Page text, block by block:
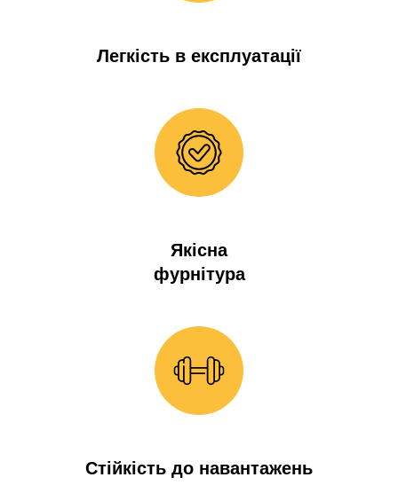
Легкість в експлуатації
Якісна
фурнітура
Стійкість до навантажень